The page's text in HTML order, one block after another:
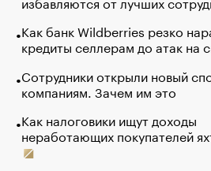
Как банк Wildberries резко
кредиты селлерам до атак на
Сотрудники открыли новый
компаниям. Зачем им это
Как налоговики ищут доходы
неработающих покупателей